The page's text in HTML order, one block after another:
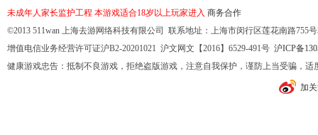
未成年人家长监护工程 本游戏适合18岁以上玩家进入 商务合作
©2013 511wan 上海去游网络科技有限公司 联系地址：上海市闵行区莲花南路755
增值电信业务经营许可证沪B2-20201021 沪文网文【2016】6529-491号 沪ICP备
健康游戏忠告：抵制不良游戏，拒绝盗版游戏，注意自我保护，谨防上当受骗，
加